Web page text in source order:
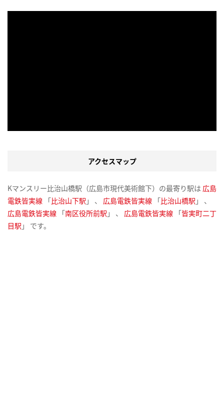
アクセスマップ
Kマンスリー比治山橋駅（広島市現代美術館下）の最寄り駅は 広島
電鉄皆実線 「比治山下駅 」 、 広島電鉄皆実線 「比治山橋駅 」 、
広島電鉄皆実線 「南区役所前駅 」 、 広島電鉄皆実線 「皆実町二丁
目駅 」 です。